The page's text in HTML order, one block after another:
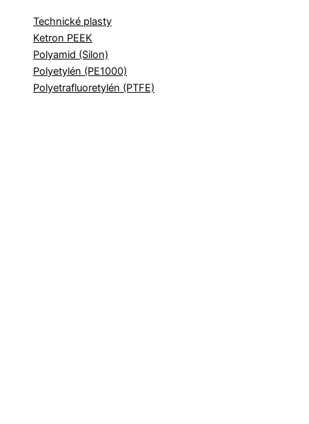
Technické plasty
Ketron PEEK
Polyamid (Silon)
Polyetylén (PE1000)
Polyetrafluoretylén (PTFE)